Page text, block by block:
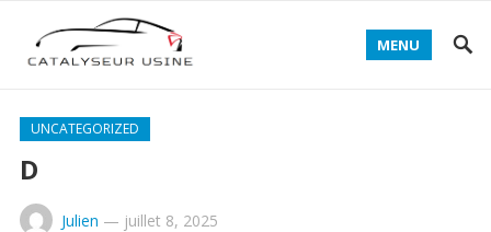
MENU
UNCATEGORIZED
D
Julien — juillet 8, 2025